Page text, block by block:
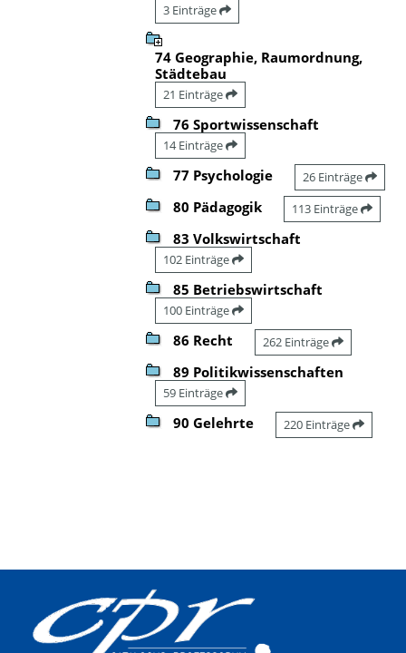
3 Einträge
74 Geographie, Raumordnung,
Städtebau
21 Einträge
76 Sportwissenschaft
14 Einträge
77 Psychologie 26 Einträge
80 Pädagogik 113 Einträge
83 Volkswirtschaft
102 Einträge
85 Betriebswirtschaft
100 Einträge
86 Recht 262 Einträge
89 Politikwissenschaften
59 Einträge
90 Gelehrte 220 Einträge